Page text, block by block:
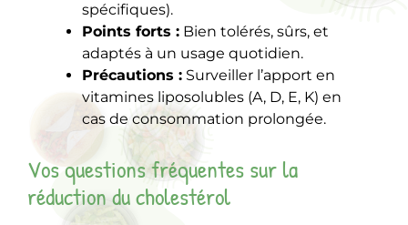
spécifiques).
Points forts : Bien tolérés, sûrs, et
adaptés à un usage quotidien.
Précautions : Surveiller l’apport en
vitamines liposolubles (A, D, E, K) en
cas de consommation prolongée.
Vos questions fréquentes sur la
réduction du cholestérol